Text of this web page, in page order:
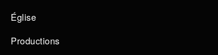
Église
Productions